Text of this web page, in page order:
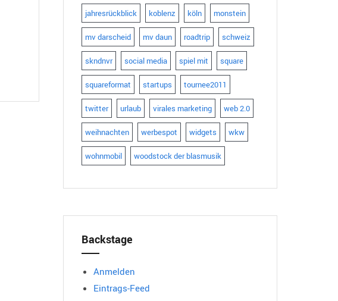
jahresrückblick koblenz köln monstein
mv darscheid mv daun roadtrip schweiz
skndnvr social media spiel mit square
squareformat startups tournee2011
twitter urlaub virales marketing web 2.0
weihnachten werbespot widgets wkw
wohnmobil woodstock der blasmusik
Backstage
Anmelden
Eintrags-Feed